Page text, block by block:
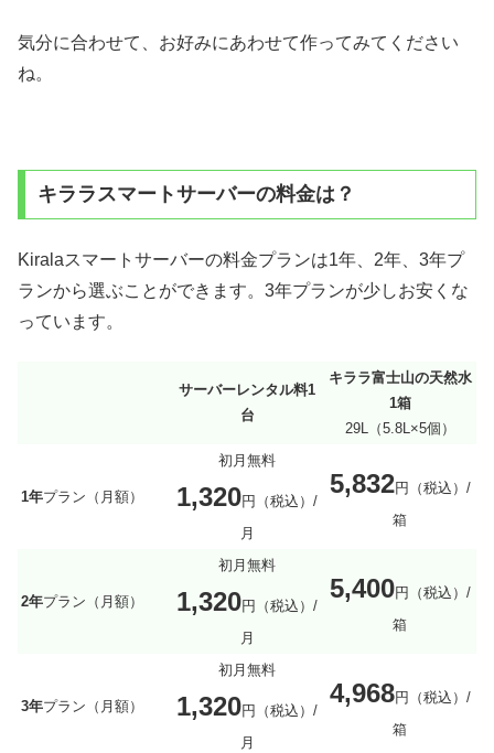
気分に合わせて、お好みにあわせて作ってみてください
ね。
キララスマートサーバーの料金は？
Kiralaスマートサーバーの料金プランは1年、2年、3年プ
ランから選ぶことができます。3年プランが少しお安くな
っています。
サーバーレンタル料1
台
キララ富士山の天然水
1箱
29L（5.8L×5個）
1年プラン（月額）
初月無料
1,320円（税込）/
月
5,832円（税込）/
箱
2年プラン（月額）
初月無料
1,320円（税込）/
月
5,400円（税込）/
箱
3年プラン（月額）
初月無料
1,320円（税込）/
月
4,968円（税込）/
箱